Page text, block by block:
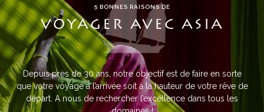
5 BONNES RAISONS DE
VOYAGER AVEC ASIA
Depuis près de 30 ans, notre objectif est de faire en sorte
que votre voyage à l’arrivée soit à la hauteur de votre rêve de
départ. A nous de rechercher l’excellence dans tous les